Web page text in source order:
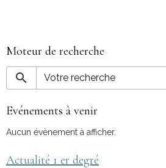
Moteur de recherche
Evénements à venir
Aucun évènement à afficher.
Actualité 1 er degré